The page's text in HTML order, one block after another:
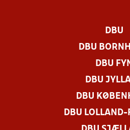
DBU
DBU
DBU
DBU
DBU
DBU LOLLAND-